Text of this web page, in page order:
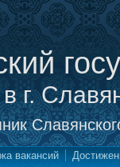
г.
вакансий